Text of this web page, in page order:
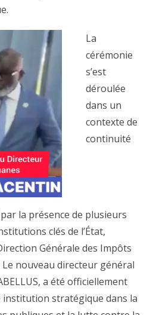
La
cérémonie
s’est
déroulée
dans un
contexte de
continuité
la présence de plusieurs
clés de l’État,
Générale des Impôts
Le nouveau directeur général
a été officiellement
stratégique dans la